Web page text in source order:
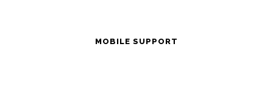
MOBILE SUPPORT